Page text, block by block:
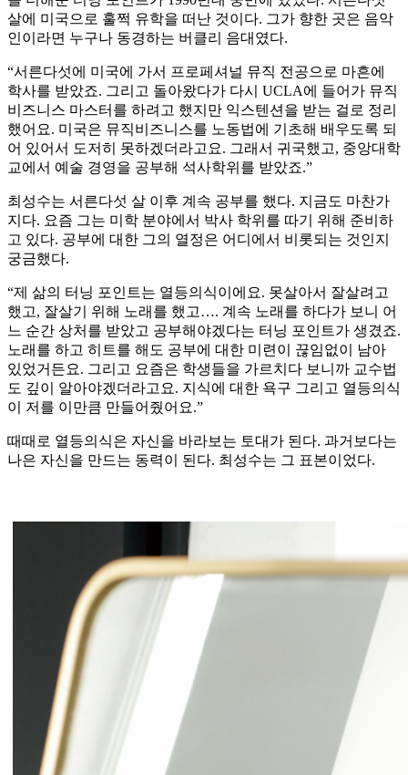
살에 미국으로 훌쩍 유학을 떠난 것이다. 그가 향한 곳은 음악
인이라면 누구나 동경하는 버클리 음대였다.
“서른다섯에 미국에 가서 프로페셔널 뮤직 전공으로 마흔에
학사를 받았죠. 그리고 돌아왔다가 다시 UCLA에 들어가 뮤직
비즈니스 마스터를 하려고 했지만 익스텐션을 받는 걸로 정리
했어요. 미국은 뮤직비즈니스를 노동법에 기초해 배우도록 되
어 있어서 도저히 못하겠더라고요. 그래서 귀국했고, 중앙대학
교에서 예술 경영을 공부해 석사학위를 받았죠.”
최성수는 서른다섯 살 이후 계속 공부를 했다. 지금도 마찬가
지다. 요즘 그는 미학 분야에서 박사 학위를 따기 위해 준비하
고 있다. 공부에 대한 그의 열정은 어디에서 비롯되는 것인지
궁금했다.
“제 삶의 터닝 포인트는 열등의식이에요. 못살아서 잘살려고
했고, 잘살기 위해 노래를 했고…. 계속 노래를 하다가 보니 어
느 순간 상처를 받았고 공부해야겠다는 터닝 포인트가 생겼죠.
노래를 하고 히트를 해도 공부에 대한 미련이 끊임없이 남아
있었거든요. 그리고 요즘은 학생들을 가르치다 보니까 교수법
도 깊이 알아야겠더라고요. 지식에 대한 욕구 그리고 열등의식
이 저를 이만큼 만들어줬어요.”
때때로 열등의식은 자신을 바라보는 토대가 된다. 과거보다는
나은 자신을 만드는 동력이 된다. 최성수는 그 표본이었다.